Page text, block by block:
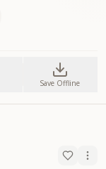
Save Offline